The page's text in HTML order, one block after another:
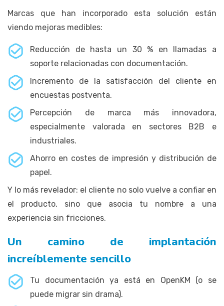
Marcas que han incorporado esta solución están
viendo mejoras medibles:
Reducción de hasta un 30 % en llamadas a
soporte relacionadas con documentación.
Incremento de la satisfacción del cliente en
encuestas postventa.
Percepción de marca más innovadora,
especialmente valorada en sectores B2B e
industriales.
Ahorro en costes de impresión y distribución de
papel.
Y lo más revelador: el cliente no solo vuelve a confiar en
el producto, sino que asocia tu nombre a una
experiencia sin fricciones.
Un camino de implantación
increíblemente sencillo
Tu documentación ya está en OpenKM (o se
puede migrar sin drama).